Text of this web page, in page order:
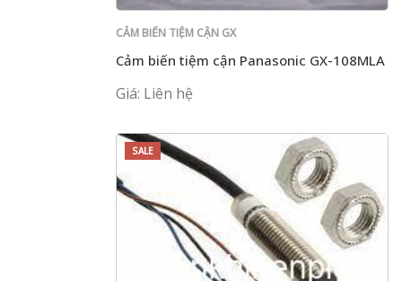
CẢM BIẾN TIỆM CẬN GX
Cảm biến tiệm cận Panasonic GX-108MLA
Giá: Liên hệ
SALE